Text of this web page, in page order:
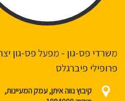
משרדי פס-גון - מפעל פס-גון
פרופילי פיברגלס
קיבוץ נווה איתן, עמק המעיינות,